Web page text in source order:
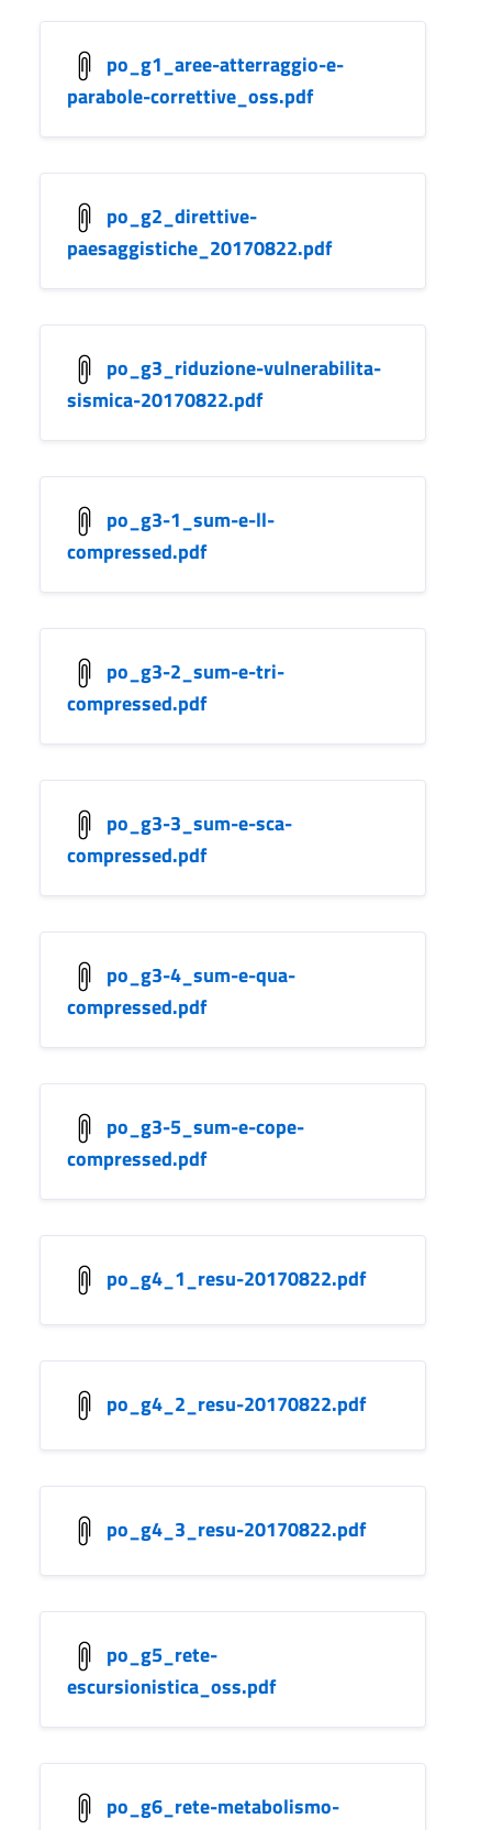
po_g1_aree-atterraggio-e-
parabole-correttive_oss.pdf
po_g2_direttive-
paesaggistiche_20170822.pdf
po_g3_riduzione-vulnerabilita-
sismica-20170822.pdf
po_g3-1_sum-e-ll-
compressed.pdf
po_g3-2_sum-e-tri-
compressed.pdf
po_g3-3_sum-e-sca-
compressed.pdf
po_g3-4_sum-e-qua-
compressed.pdf
po_g3-5_sum-e-cope-
compressed.pdf
po_g4_1_resu-20170822.pdf
po_g4_2_resu-20170822.pdf
po_g4_3_resu-20170822.pdf
po_g5_rete-
escursionistica_oss.pdf
po_g6_rete-metabolismo-